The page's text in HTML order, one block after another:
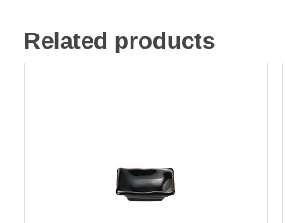
Related products